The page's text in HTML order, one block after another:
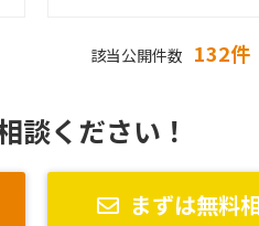
該当公開件数 132件
談ください！
まずは無料